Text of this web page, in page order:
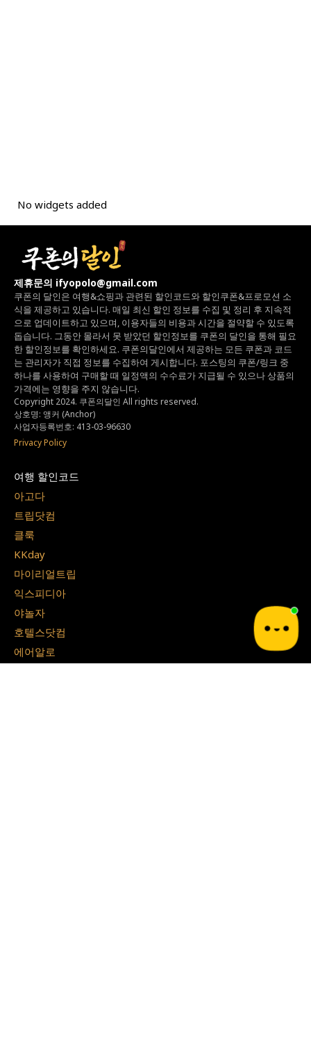
No widgets added
제휴문의 ifyopolo@gmail.com
쿠폰의 달인은 여행&쇼핑과 관련된 할인코드와 할인쿠폰&프로모션 소
식을 제공하고 있습니다. 매일 최신 할인 정보를 수집 및 정리 후 지속적
으로 업데이트하고 있으며, 이용자들의 비용과 시간을 절약할 수 있도록
돕습니다. 그동안 몰라서 못 받았던 할인정보를 쿠폰의 달인을 통해 필요
한 할인정보를 확인하세요. 쿠폰의달인에서 제공하는 모든 쿠폰과 코드
는 관리자가 직접 정보를 수집하여 게시합니다. 포스팅의 쿠폰/링크 중
하나를 사용하여 구매할 때 일정액의 수수료가 지급될 수 있으나상품의
가격에는 영향을 주지 않습니다.
Copyright 2024. 쿠폰의달인 All rights reserved.
상호명: 앵커 (Anchor)
사업자등록번호: 413-03-96630
Privacy Policy
여행 할인코드
아고다
트립닷컴
클룩
KKday
마이리얼트립
익스피디아
야놀자
호텔스닷컴
에어알로